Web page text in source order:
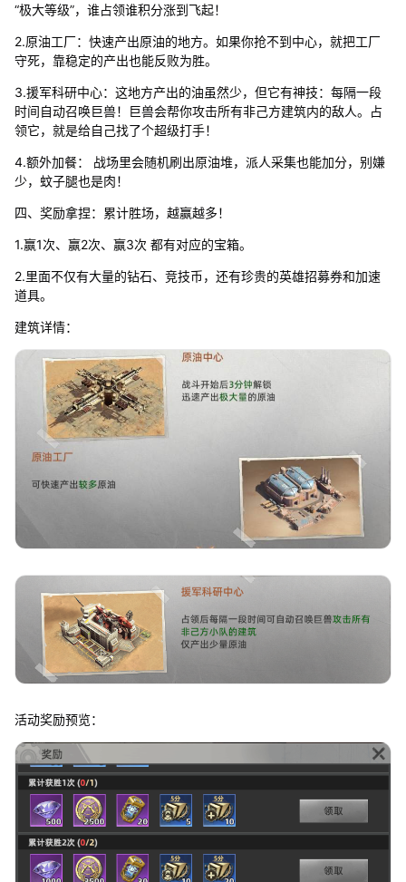
“极大等级”，谁占领谁积分涨到飞起！
2.原油工厂：快速产出原油的地方。如果你抢不到中心，就把工厂
守死，靠稳定的产出也能反败为胜。
3.援军科研中心：这地方产出的油虽然少，但它有神技：每隔一段
时间自动召唤巨兽！巨兽会帮你攻击所有非己方建筑内的敌人。占
领它，就是给自己找了个超级打手！
4.额外加餐： 战场里会随机刷出原油堆，派人采集也能加分，别嫌
少，蚊子腿也是肉！
四、奖励拿捏：累计胜场，越赢越多！
1.赢1次、赢2次、赢3次 都有对应的宝箱。
2.里面不仅有大量的钻石、竞技币，还有珍贵的英雄招募券和加速
道具。
建筑详情：
活动奖励预览：